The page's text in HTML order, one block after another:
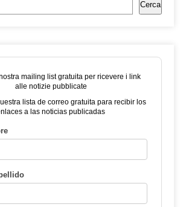
Cerca
mailing list gratuita per ricevere i link
alle notizie pubblicate
lista de correo gratuita para recibir los
a las noticias publicadas